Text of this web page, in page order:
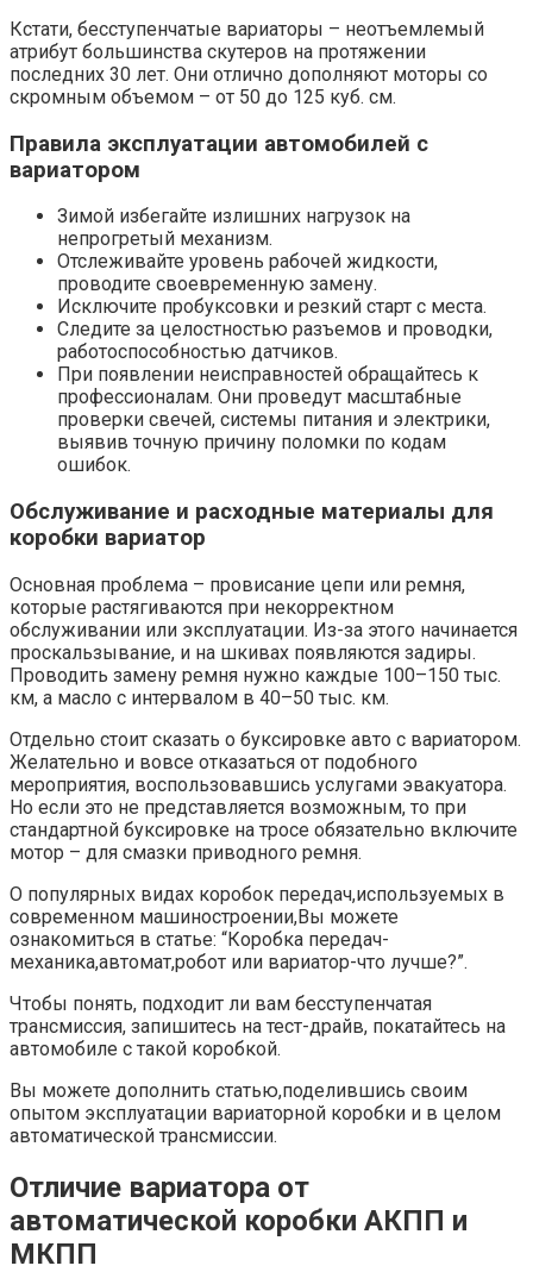
Кстати, бесступенчатые вариаторы – неотъемлемый
атрибут большинства скутеров на протяжении
последних 30 лет. Они отлично дополняют моторы со
скромным объемом – от 50 до 125 куб. см.
Правила эксплуатации автомобилей с
вариатором
Зимой избегайте излишних нагрузок на
непрогретый механизм.
Отслеживайте уровень рабочей жидкости,
проводите своевременную замену.
Исключите пробуксовки и резкий старт с места.
Следите за целостностью разъемов и проводки,
работоспособностью датчиков.
При появлении неисправностей обращайтесь к
профессионалам. Они проведут масштабные
проверки свечей, системы питания и электрики,
выявив точную причину поломки по кодам
ошибок.
Обслуживание и расходные материалы для
коробки вариатор
Основная проблема – провисание цепи или ремня,
которые растягиваются при некорректном
обслуживании или эксплуатации. Из-за этого начинается
проскальзывание, и на шкивах появляются задиры.
Проводить замену ремня нужно каждые 100–150 тыс.
км, а масло с интервалом в 40–50 тыс. км.
Отдельно стоит сказать о буксировке авто с вариатором.
Желательно и вовсе отказаться от подобного
мероприятия, воспользовавшись услугами эвакуатора.
Но если это не представляется возможным, то при
стандартной буксировке на тросе обязательно включите
мотор – для смазки приводного ремня.
О популярных видах коробок передач,используемых в
современном машиностроении,Вы можете
ознакомиться в статье: “Коробка передач-
механика,автомат,робот или вариатор-что лучше?”.
Чтобы понять, подходит ли вам бесступенчатая
трансмиссия, запишитесь на тест-драйв, покатайтесь на
автомобиле с такой коробкой.
Вы можете дополнить статью,поделившись своим
опытом эксплуатации вариаторной коробки и в целом
автоматической трансмиссии.
Отличие вариатора от
автоматической коробки АКПП и
МКПП